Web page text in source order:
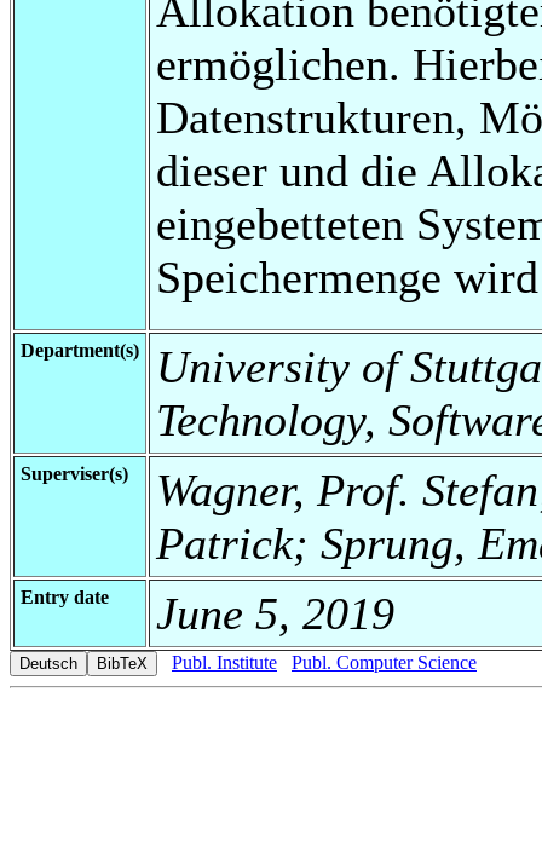
Allokation
ermöglichen.
Datenstrukturen,
dieser und die
eingebetteten
Speichermenge
Department(s)
University of
Technology,
Superviser(s)
Wagner, Prof.
Patrick; Sprung,
Entry date June 5, 2019
Publ. Institute Publ. Computer Science